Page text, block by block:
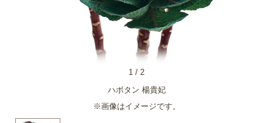
ハボタン 楊貴妃
※画像はイメージです。
1 / 2